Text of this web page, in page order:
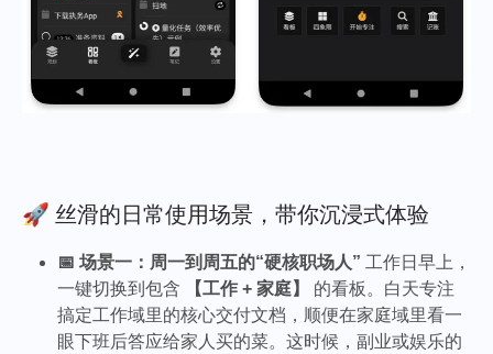
🚀 丝滑的日常使用场景，带你沉浸式体验
📅 场景一：周一到周五的“硬核职场人” 工作日早上，
一键切换到包含
【工作 + 家庭】
的看板。白天专注
搞定工作域里的核心交付文档，顺便在家庭域里看一
眼下班后答应给家人买的菜。这时候，副业或娱乐的